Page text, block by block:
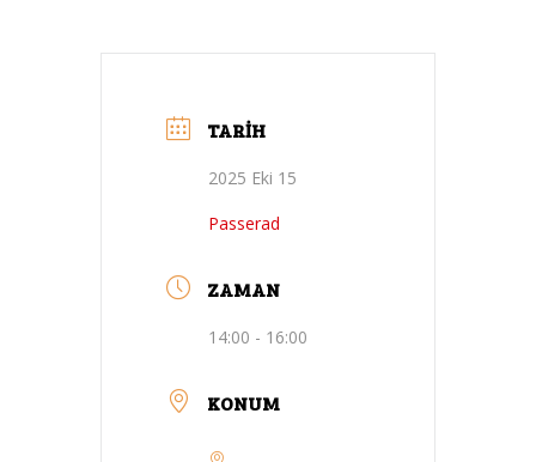
TARIH
2025 Eki 15
Passerad
ZAMAN
14:00 - 16:00
KONUM